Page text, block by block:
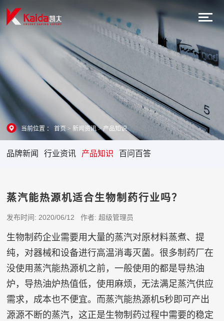
当前位置 ：首页>新闻资讯>产品知识
品牌新闻 行业资讯 产品知识 百问百答
蒸汽能热源机适合生物制药行业吗？
发布时间: 2020/06/12 作者: 超级管理员
生物制药企业需要用大量的蒸汽对原材料蒸煮、提
纯，对器械和设备进行高温消毒灭菌。很多制药厂在
没使用蒸汽能热源机之前，一般使用的都是导热油
炉，导热油炉热值低，使用麻烦，无法满足蒸汽供应
需求，成本也不便宜。而蒸汽能热源机5秒即可产出
源源不断的蒸汽，这正是生物制药过程中需要的稳定